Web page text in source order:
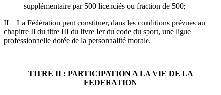
supplémentaire par 500 licenciés ou fraction de 500;
II – La Fédération peut constituer, dans les conditions prévues au
chapitre II du titre III du livre Ier du code du sport, une ligue
professionnelle dotée de la personnalité morale.
TITRE II : PARTICIPATION A LA VIE DE LA
FEDERATION